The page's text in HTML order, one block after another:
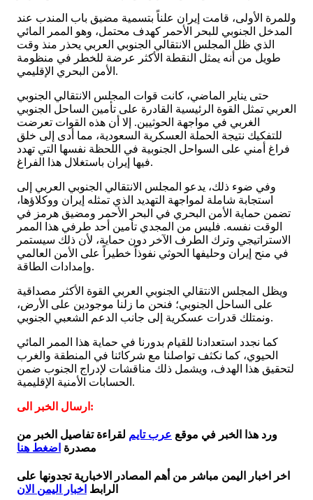
وللمرة الأولى، قامت إيران علناً بتسمية مضيق باب المندب عند
المدخل الجنوبي للبحر الأحمر كهدف محتمل، وهو الممر المائي
الذي ظل المجلس الانتقالي الجنوبي العربي يحذر منذ وقت
طويل من أنه يمثل النقطة الأكثر عرضة للخطر في منظومة
الأمن البحري الإقليمي.
حتى يناير الماضي، كانت قوات المجلس الانتقالي الجنوبي
العربي تمثل القوة الرئيسية القادرة على تأمين الساحل الجنوبي
الغربي في مواجهة الحوثيين. إلا أن هذه القوات تعرضت
للتفكيك نتيجة الحملة العسكرية السعودية، مما أدى إلى خلق
فراغ أمني على السواحل الجنوبية في اللحظة نفسها التي تهدد
فيها إيران باستغلال هذا الفراغ.
وفي ضوء ذلك، يدعو المجلس الانتقالي الجنوبي العربي إلى
استجابة شاملة لمواجهة التهديد الذي تمثله إيران ووكلاؤها،
تضمن حماية الأمن البحري في البحر الأحمر ومضيق هرمز في
الوقت نفسه. فليس من المجدي تأمين أحد طرفي هذا الممر
الاستراتيجي وترك الطرف الآخر دون حماية، لأن ذلك سيستمر
في منح إيران وحليفها الحوثي نفوذاً خطيراً على الأمن العالمي
وإمدادات الطاقة.
ويظل المجلس الانتقالي الجنوبي العربي القوة الأكثر مصداقية
على الساحل الجنوبي؛ فنحن ما زلنا موجودين على الأرض،
ونمتلك قدرات عسكرية إلى جانب الدعم الشعبي الجنوبي.
كما نجدد استعدادنا للقيام بدورنا في حماية هذا الممر المائي
الحيوي، كما نكثف تواصلنا مع شركائنا في المنطقة والغرب
لتحقيق هذا الهدف، ويشمل ذلك مناقشات لإدراج الجنوب ضمن
الحسابات الأمنية الإقليمية.
ارسال الخبر الى:
ورد هذا الخبر في موقع عرب تايم لقراءة تفاصيل الخبر من
مصدرة اضغط هنا
اخر اخبار اليمن مباشر من أهم المصادر الاخبارية تجدونها على
الرابط اخبار اليمن الان